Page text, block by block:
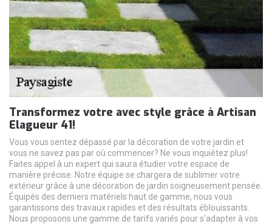
Transformez votre avec style grâce à Artisan
Elagueur 41!
Vous vous sentez dépassé par la décoration de votre jardin et
vous ne savez pas par où commencer? Ne vous inquiétez plus!
Faites appel à un expert qui saura étudier votre espace de
manière précise. Notre équipe se chargera de sublimer votre
extérieur grâce à une décoration de jardin soigneusement pensée.
Équipés des derniers matériels haut de gamme, nous vous
garantissons des travaux rapides et des résultats éblouissants.
Nous proposons une gamme de tarifs variés pour s'adapter à vos